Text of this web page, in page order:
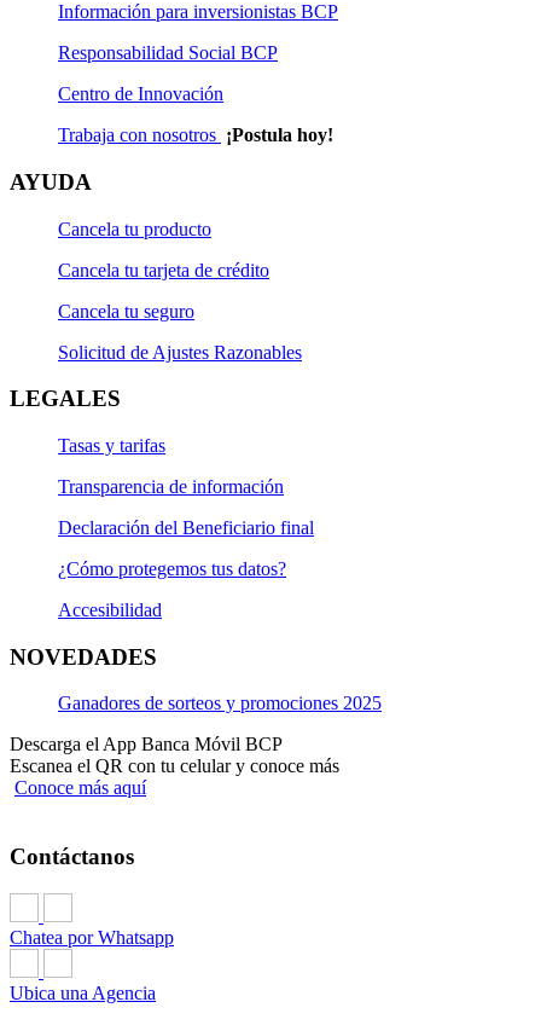
Información para inversionistas BCP
Responsabilidad Social BCP
Centro de Innovación
Trabaja con nosotros ¡Postula hoy!
AYUDA
Cancela tu producto
Cancela tu tarjeta de crédito
Cancela tu seguro
Solicitud de Ajustes Razonables
LEGALES
Tasas y tarifas
Transparencia de información
Declaración del Beneficiario final
¿Cómo protegemos tus datos?
Accesibilidad
NOVEDADES
Ganadores de sorteos y promociones 2025
Descarga el App Banca Móvil BCP
Escanea el QR con tu celular y conoce más
Conoce más aquí
Contáctanos
Chatea por Whatsapp
Ubica una Agencia